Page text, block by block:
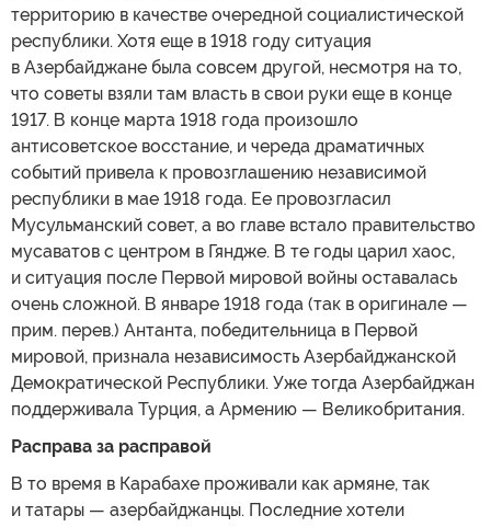
территорию в качестве очередной социалистической
республики. Хотя еще в 1918 году ситуация
в Азербайджане была совсем другой, несмотря на то,
что советы взяли там власть в свои руки еще в конце
1917. В конце марта 1918 года произошло
антисоветское восстание, и череда драматичных
событий привела к провозглашению независимой
республики в мае 1918 года. Ее провозгласил
Мусульманский совет, а во главе встало правительство
мусаватов с центром в Гяндже. В те годы царил хаос,
и ситуация после Первой мировой войны оставалась
очень сложной. В январе 1918 года (так в оригинале —
прим. перев.) Антанта, победительница в Первой
мировой, признала независимость Азербайджанской
Демократической Республики. Уже тогда Азербайджан
поддерживала Турция, а Армению — Великобритания.
Расправа за расправой
В то время в Карабахе проживали как армяне, так
и татары — азербайджанцы. Последние хотели